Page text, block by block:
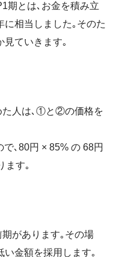
期とは､お金を積み立
に相当しました｡そのた
見ていきます｡
た人は､①と②の価格を
､80円 × 85% の 68円
ます｡
があります｡その場
金額を採用します｡